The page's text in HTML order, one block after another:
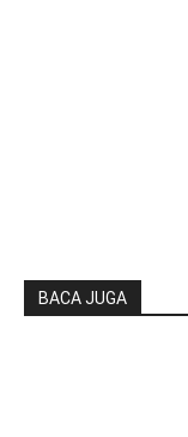
BACA JUGA